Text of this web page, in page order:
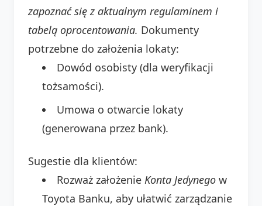
zapoznać się z aktualnym regulaminem i
tabelą oprocentowania. Dokumenty
potrzebne do założenia lokaty:
Dowód osobisty (dla weryfikacji
tożsamości).
Umowa o otwarcie lokaty
(generowana przez bank).
Sugestie dla klientów:
Rozważ założenie Konta Jedynego w
Toyota Banku, aby ułatwić zarządzanie